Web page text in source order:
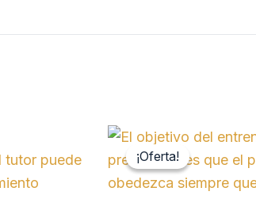
¡Oferta!
¡Oferta!